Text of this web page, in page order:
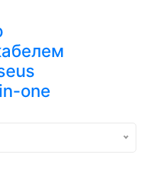
one